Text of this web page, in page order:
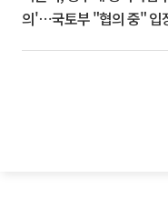
의'⋯국토부 "협의 중" 입